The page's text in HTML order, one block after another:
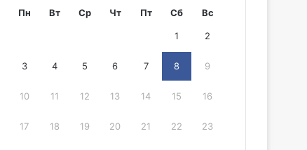
Пн Вт Ср Чт Пт Сб Вс
1 2
3 4 5 6 7 8 9
10 11 12 13 14 15 16
17 18 19 20 21 22 23